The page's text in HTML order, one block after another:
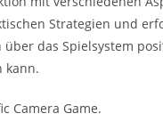
Strategien und
das Spielsystem
kann.
Camera Game.